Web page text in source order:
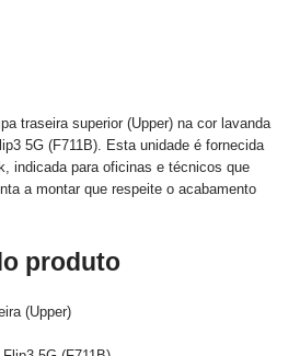
traseira superior (Upper) na cor lavanda
5G (F711B). Esta unidade é fornecida
indicada para oficinas e técnicos que
a montar que respeite o acabamento
produto
(Upper)